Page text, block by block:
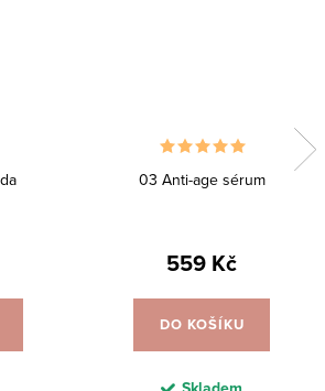
03 Anti-age sérum
559 Kč
DO KOŠÍKU